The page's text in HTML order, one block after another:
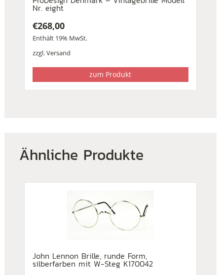
Nr. eight
€268,00
Enthält 19% MwSt.
zzgl.Versand
zum Produkt
Ähnliche Produkte
John Lennon Brille, runde Form,
silberfarben mit W-Steg K170042